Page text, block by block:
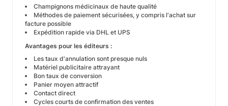
Champignons médicinaux de haute qualité
Méthodes de paiement sécurisées, y compris l'achat sur
facture possible
Expédition rapide via DHL et UPS
Avantages pour les éditeurs :
Les taux d'annulation sont presque nuls
Matériel publicitaire attrayant
Bon taux de conversion
Panier moyen attractif
Contact direct
Cycles courts de confirmation des ventes